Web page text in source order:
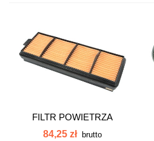
FILTR POWIETRZA
JOHN DEERE AL215054
84,25 zł brutto